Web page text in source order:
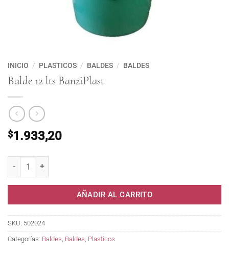
INICIO / PLASTICOS / BALDES / BALDES
Balde 12 lts BanziPlast
$1.933,20
AÑADIR AL CARRITO
SKU: 502024
Categorías: Baldes, Baldes, Plasticos